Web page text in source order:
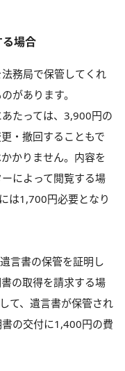
場合
務局で保管してくれ
があります。
たっては、3,900円の
・撤回することもで
かりません。内容を
によって閲覧する場
は1,700円必要となり
言書の保管を証明し
の取得を請求する場
て、遺言書が保管され
の交付に1,400円の費